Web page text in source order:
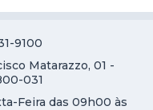
9100
Matarazzo, 01 -
031
Feira das 09h00 às